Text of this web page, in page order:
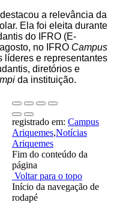
a relevância da
Ela foi eleita durante
do IFRO (E-
no IFRO Campus
líderes e representantes
diretórios e
da instituição.
registrado em: Campus
Ariquemes,Notícias
Ariquemes
Fim do conteúdo da
página
Voltar para o topo
Início da navegação de
rodapé